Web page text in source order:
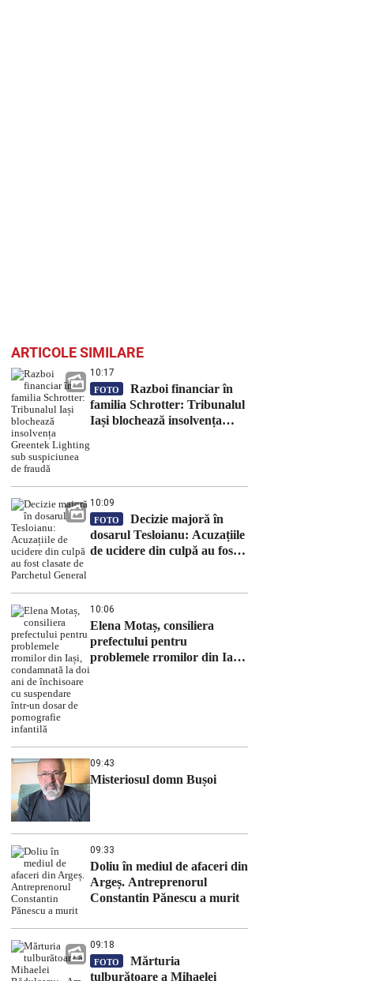
ARTICOLE SIMILARE
10:17
FOTO
Razboi financiar în
familia Schrotter: Tribunalul
Iași blochează insolvența
10:09
FOTO
Decizie majoră în
dosarul Tesloianu: Acuzațiile
de ucidere din culpă au fost
10:06
Elena Motaș, consiliera
prefectului pentru
problemele rromilor din Iași,
09:43
Misteriosul domn Bușoi
09:33
Doliu în mediul de afaceri din
Argeș. Antreprenorul
Constantin Pănescu a murit
09:18
FOTO
Mărturia
tulburătoare a Mihaelei